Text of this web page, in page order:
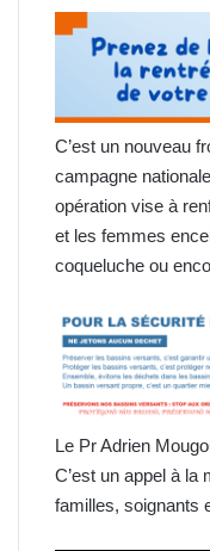
C’est un nouveau
campagne
opération vise à
et les femmes
coqueluche ou
Le Pr Adrien
C’est un appel à la
familles, soignants